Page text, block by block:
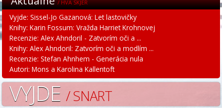
/ HVA SKJER
Vyjde: Sissel-Jo Gazanová: Let lastovičky
Knihy: Karin Fossum: Vražda Harriet Krohnovej
Recenzie: Alex Ahndoril - Zatvorím oči a ...
Knihy: Alex Ahndoril: Zatvorím oči a modlím ...
Recenzie: Stefan Ahnhem - Generácia nula
Autori: Mons a Karolina Kallentoft
VYJDE/ SNART